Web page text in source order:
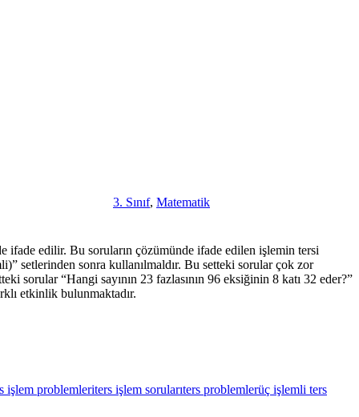
3. Sınıf, Matematik
ifade edilir. Bu soruların çözümünde ifade edilen işlemin tersi
setlerinden sonra kullanılmaldır. Bu setteki sorular çok zor
sorular “Hangi sayının 23 fazlasının 96 eksiğinin 8 katı 32 eder?”
etkinlik bulunmaktadır.
işlem problemleriters işlem sorularıters problemlerüç işlemli ters